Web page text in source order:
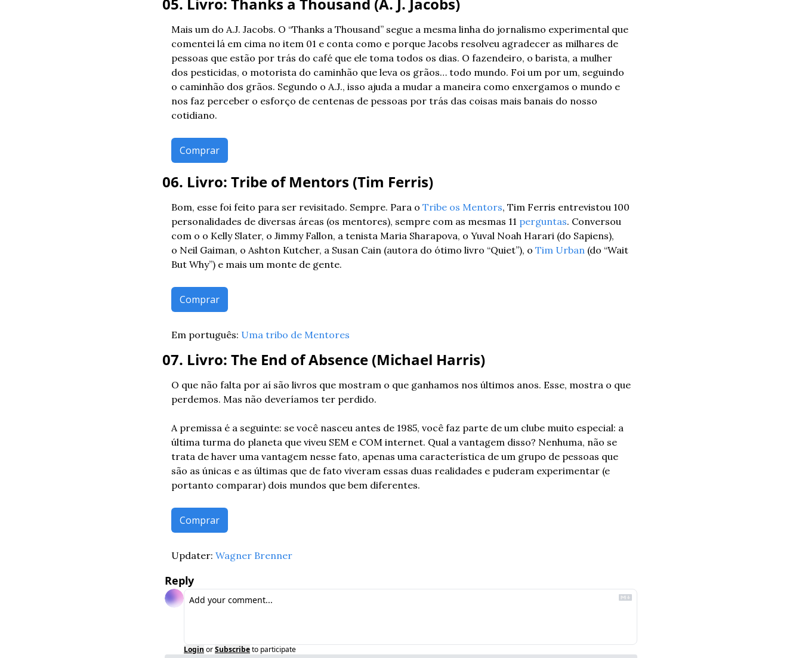
05. Livro: Thanks a Thousand (A. J. Jacobs)
Mais um do A.J. Jacobs. O “Thanks a Thousand” segue a mesma linha do jornalismo experimental que
comentei lá em cima no item 01 e conta como e porque Jacobs resolveu agradecer as milhares de
pessoas que estão por trás do café que ele toma todos os dias. O fazendeiro, o barista, a mulher
dos pesticidas, o motorista do caminhão que leva os grãos… todo mundo. Foi um por um, seguindo
o caminhão dos grãos. Segundo o A.J., isso ajuda a mudar a maneira como enxergamos o mundo e
nos faz perceber o esforço de centenas de pessoas por trás das coisas mais banais do nosso
cotidiano.
Comprar
06. Livro: Tribe of Mentors (Tim Ferris)
Bom, esse foi feito para ser revisitado. Sempre. Para o Tribe os Mentors, Tim Ferris entrevistou 100
personalidades de diversas áreas (os mentores), sempre com as mesmas 11 perguntas. Conversou
com o o Kelly Slater, o Jimmy Fallon, a tenista Maria Sharapova, o Yuval Noah Harari (do Sapiens),
o Neil Gaiman, o Ashton Kutcher, a Susan Cain (autora do ótimo livro “Quiet”), o Tim Urban (do “Wait
But Why”) e mais um monte de gente.
Comprar
Em português: Uma tribo de Mentores
07. Livro: The End of Absence (Michael Harris)
O que não falta por aí são livros que mostram o que ganhamos nos últimos anos. Esse, mostra o que
perdemos. Mas não deveríamos ter perdido.
A premissa é a seguinte: se você nasceu antes de 1985, você faz parte de um clube muito especial: a
última turma do planeta que viveu SEM e COM internet. Qual a vantagem disso? Nenhuma, não se
trata de haver uma vantagem nesse fato, apenas uma característica de um grupo de pessoas que
são as únicas e as últimas que de fato viveram essas duas realidades e puderam experimentar (e
portanto comparar) dois mundos que bem diferentes.
Comprar
Updater: Wagner Brenner
Reply
Login orSubscribeto participate